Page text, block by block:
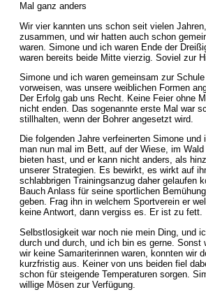
Mal ganz anders
Wir vier kannten uns schon seit vielen
zusammen, und wir hatten auch schon
waren. Simone und ich waren Ende der
waren bereits beide Mitte vierzig. Soviel zur
Simone und ich waren gemeinsam zur
vorweisen, was unsere weiblichen Formen
Der Erfolg gab uns Recht. Keine Feier ohne
nicht enden. Das sogenannte erste Mal war
stillhalten, wenn der Bohrer angesetzt wird.
Die folgenden Jahre verfeinerten Simone
man nun mal im Bett, auf der Wiese, im
bieten hast, und er kann nicht anders, als
unserer Strategien. Es bewirkt, es wirkt auf
schlabbrigen Trainingsanzug daher gelaufen
Bauch Anlass für seine sportlichen
geben. Frag ihn in welchem Sportverein er
keine Antwort, dann vergiss es. Er ist zu fett.
Selbstlosigkeit war noch nie mein Ding, und
durch und durch, und ich bin es gerne.
wir keine Samariterinnen waren, konnten wir
kurzfristig aus. Keiner von uns beiden fiel
schon für steigende Temperaturen sorgen.
willige Mösen zur Verfügung.